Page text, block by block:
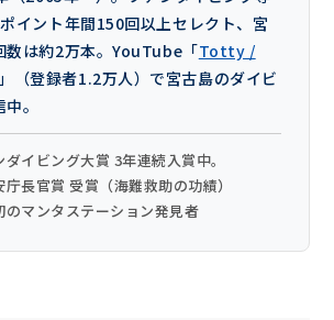
イント年間150回以上セレクト、宮
数は約2万本。YouTube「Totty /
」（登録者1.2万人）で宮古島のダイビ
。
イビング大賞 3年連続入賞中。
長官賞 受賞（海難救助の功績）
のマンタステーション発見者